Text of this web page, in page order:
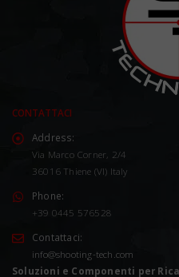
CONTATTACI
Address:
Via Marco Corner, 2/4
36016 Thiene (VI) Italy
Phone:
+39 0445 576528
Contattaci:
info@shooting-tech.com
Soluzioni e Componenti per